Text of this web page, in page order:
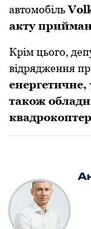
автомобіль
акту
Крім цього,
відрядження
енергетичне,
також